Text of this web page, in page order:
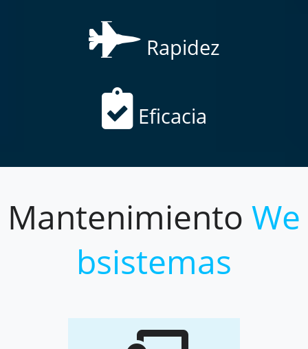
Rapidez
Eficacia
Mantenimiento We
bsistemas